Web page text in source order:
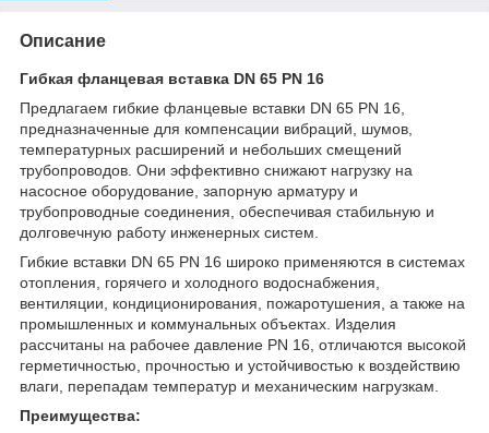
Описание
Гибкая фланцевая вставка DN 65 PN 16
Предлагаем гибкие фланцевые вставки DN 65 PN 16,
предназначенные для компенсации вибраций, шумов,
температурных расширений и небольших смещений
трубопроводов. Они эффективно снижают нагрузку на
насосное оборудование, запорную арматуру и
трубопроводные соединения, обеспечивая стабильную и
долговечную работу инженерных систем.
Гибкие вставки DN 65 PN 16 широко применяются в системах
отопления, горячего и холодного водоснабжения,
вентиляции, кондиционирования, пожаротушения, а также на
промышленных и коммунальных объектах. Изделия
рассчитаны на рабочее давление PN 16, отличаются высокой
герметичностью, прочностью и устойчивостью к воздействию
влаги, перепадам температур и механическим нагрузкам.
Преимущества: